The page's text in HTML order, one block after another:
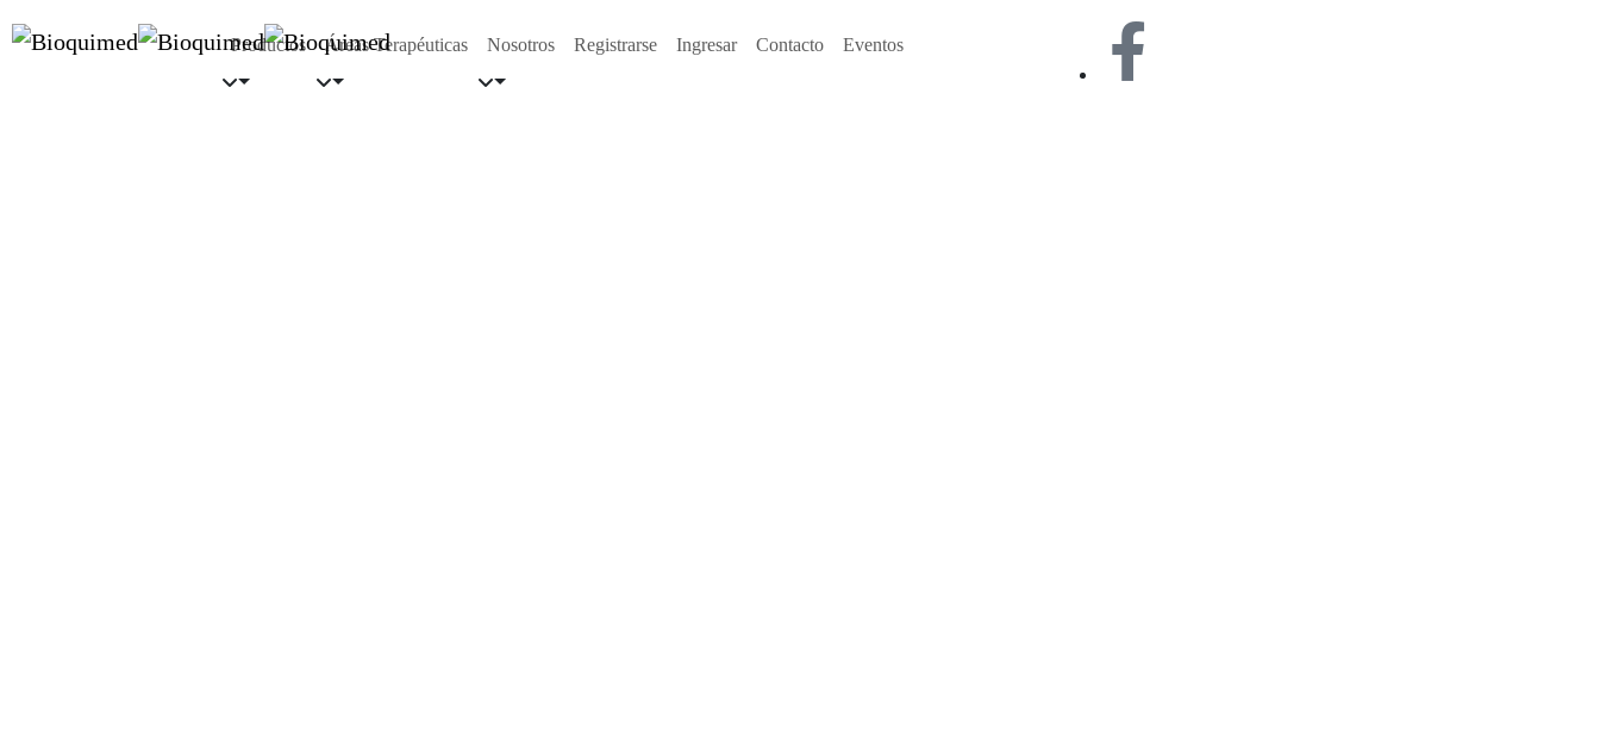
Productos Áreas Terapéuticas Nosotros Registrarse Ingresar Contacto Eventos